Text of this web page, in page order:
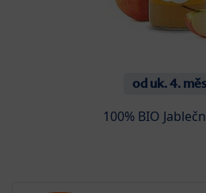
od uk. 4.
100% BIO